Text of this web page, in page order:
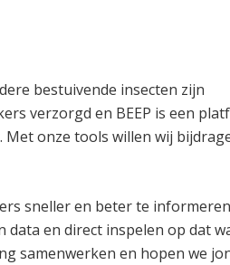
bestuivende insecten zijn
verzorgd en BEEP is een
onze tools willen wij
sneller en beter te
data en direct inspelen op dat
samenwerken en hopen we